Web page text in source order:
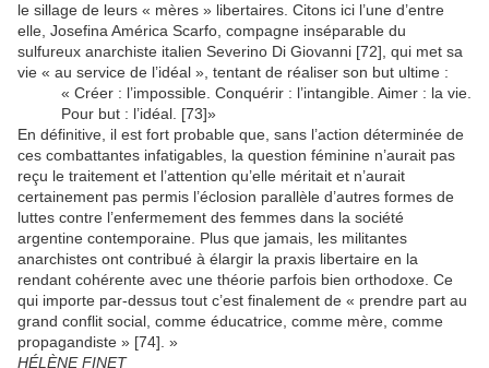
le sillage de leurs « mères » libertaires. Citons ici l’une d’entre
elle, Josefina América Scarfo, compagne inséparable du
sulfureux anarchiste italien Severino Di Giovanni [72], qui met sa
vie « au service de l’idéal », tentant de réaliser son but ultime :
« Créer : l’impossible. Conquérir : l’intangible. Aimer : la vie.
Pour but : l’idéal. [73]»
En définitive, il est fort probable que, sans l’action déterminée de
ces combattantes infatigables, la question féminine n’aurait pas
reçu le traitement et l’attention qu’elle méritait et n’aurait
certainement pas permis l’éclosion parallèle d’autres formes de
luttes contre l’enfermement des femmes dans la société
argentine contemporaine. Plus que jamais, les militantes
anarchistes ont contribué à élargir la praxis libertaire en la
rendant cohérente avec une théorie parfois bien orthodoxe. Ce
qui importe par-dessus tout c’est finalement de « prendre part au
grand conflit social, comme éducatrice, comme mère, comme
propagandiste » [74]. »
HÉLÈNE FINET